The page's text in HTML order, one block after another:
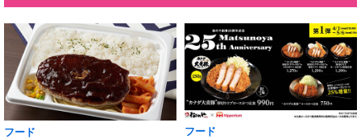
フード フード